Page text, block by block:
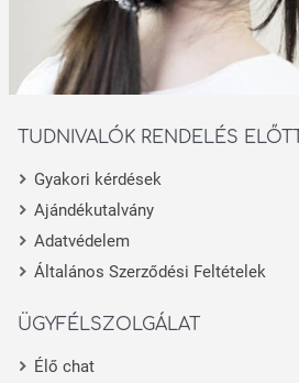
TUDNIVALÓK RENDELÉS
Gyakori kérdések
Ajándékutalvány
Adatvédelem
Általános Szerződési Feltételek
ÜGYFÉLSZOLGÁLAT
Élő chat